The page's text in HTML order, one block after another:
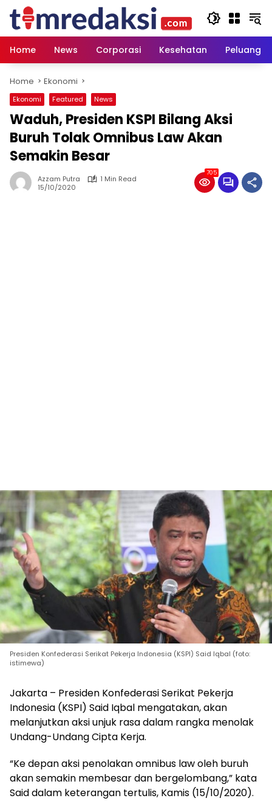
content
Home
News Corporasi Kesehatan Peluang
Home Ekonomi
Ekonomi Featured News
Waduh, Presiden KSPI Bilang Aksi
Buruh Tolak Omnibus Law Akan
Semakin Besar
Azzam Putra
1 Min Read
15/10/2020
705
Presiden Konfederasi Serikat Pekerja Indonesia (KSPI) Said Iqbal (foto:
istimewa)
Jakarta – Presiden Konfederasi Serikat Pekerja
Indonesia (KSPI) Said Iqbal mengatakan, akan
melanjutkan aksi unjuk rasa dalam rangka menolak
Undang-Undang Cipta Kerja.
“Ke depan aksi penolakan omnibus law oleh buruh
akan semakin membesar dan bergelombang,” kata
Said dalam keterangan tertulis, Kamis (15/10/2020).